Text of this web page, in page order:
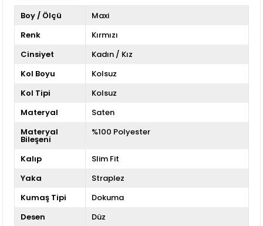
Boy / Ölçü
Maxi
Renk
Kırmızı
Cinsiyet
Kadın / Kız
Kol Boyu
Kolsuz
Kol Tipi
Kolsuz
Materyal
Saten
Materyal
Bileşeni
%100 Polyester
Kalıp
Slim Fit
Yaka
Straplez
Kumaş Tipi
Dokuma
Desen
Düz